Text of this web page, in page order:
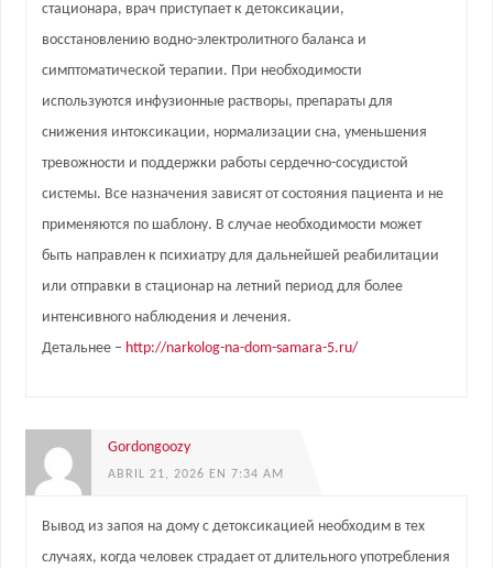
стационара, врач приступает к детоксикации,
восстановлению водно-электролитного баланса и
симптоматической терапии. При необходимости
используются инфузионные растворы, препараты для
снижения интоксикации, нормализации сна, уменьшения
тревожности и поддержки работы сердечно-сосудистой
системы. Все назначения зависят от состояния пациента и не
применяются по шаблону. В случае необходимости может
быть направлен к психиатру для дальнейшей реабилитации
или отправки в стационар на летний период для более
интенсивного наблюдения и лечения.
Детальнее – http://narkolog-na-dom-samara-5.ru/
Gordongoozy
ABRIL 21, 2026 EN 7:34 AM
Вывод из запоя на дому с детоксикацией необходим в тех
случаях, когда человек страдает от длительного употребления